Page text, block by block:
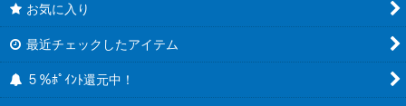
お気に入り
最近チェックしたアイテム
５％ﾎﾟｲﾝﾄ還元中！